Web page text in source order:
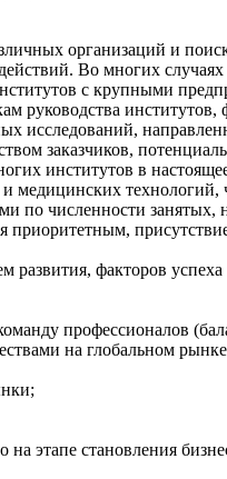
организаций и
Во многих
с крупными
руководства
исследований,
заказчиков,
институтов в
медицинских
численности занятых,
факторов
профессионалов
на глобальном
этапе становления